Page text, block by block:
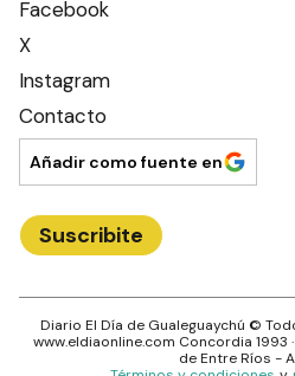
Facebook
X
Instagram
Contacto
Añadir como fuente en
Suscribite
Diario El Día de Gualeguaychú ©
www.eldiaonline.com Concordia 1993
deEntre Ríos -